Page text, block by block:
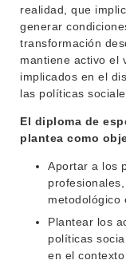
realidad, que
generar
transformación
mantiene activo el
implicados en el
las políticas
El diploma de
plantea como
Aportar a los
metodológico
Plantear los
políticas
en el contexto